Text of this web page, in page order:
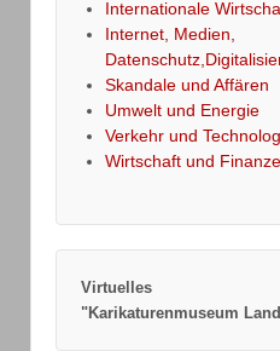
Internationale
Internet, Medien,
Skandale und Affären
Umwelt und Energie
Verkehr und
Wirtschaft und
Virtuelles
"Karikaturenmuseum